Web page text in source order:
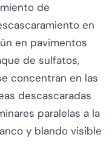
de
en
en pavimentos
de sulfatos,
concentran en las
descascaradas
paralelas a la
y blando visible